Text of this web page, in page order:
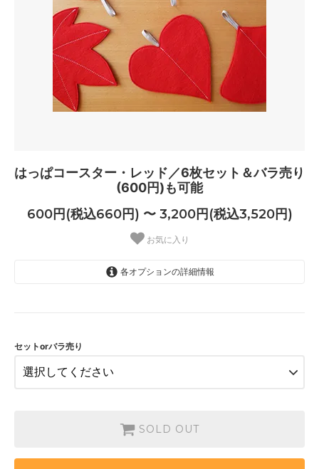
はっぱコースター・レッド／6枚セット＆バラ売り
(600円)も可能
600円(税込660円) 〜 3,200円(税込3,520円)
お気に入り
各オプションの詳細情報
はっぱC
SOLD OUT
セットorバラ売り
SOLD OUT